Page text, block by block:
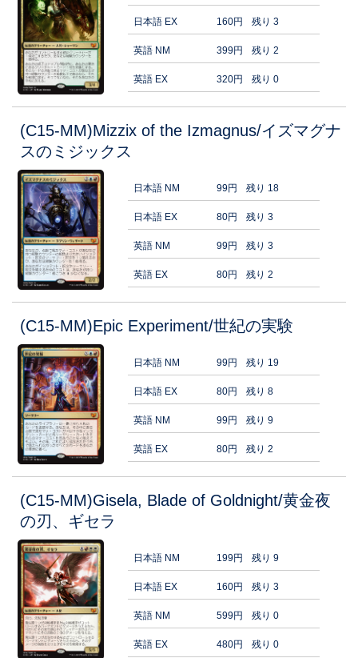
日本語 EX 160円 残り 3
英語 NM 399円 残り 2
英語 EX 320円 残り 0
(C15-MM)Mizzix of the Izmagnus/イズマグナ
スのミジックス
日本語 NM 99円 残り 18
日本語 EX 80円 残り 3
英語 NM 99円 残り 3
英語 EX 80円 残り 2
(C15-MM)Epic Experiment/世紀の実験
日本語 NM 99円 残り 19
日本語 EX 80円 残り 8
英語 NM 99円 残り 9
英語 EX 80円 残り 2
(C15-MM)Gisela, Blade of Goldnight/黄金夜
の刃、ギセラ
日本語 NM 199円 残り 9
日本語 EX 160円 残り 3
英語 NM 599円 残り 0
英語 EX 480円 残り 0